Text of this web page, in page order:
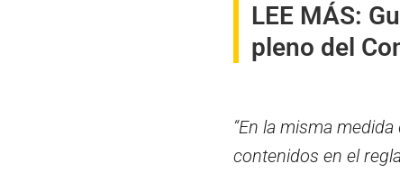
LEE MÁS:
pleno del
“En la misma
contenidos en el